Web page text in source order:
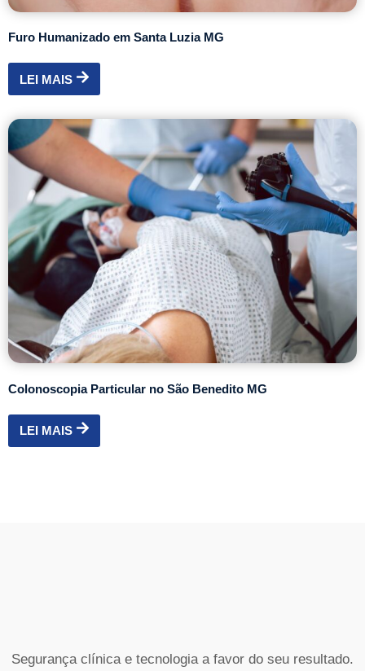
Furo Humanizado em Santa Luzia MG
LEI MAIS
Colonoscopia Particular no São Benedito MG
LEI MAIS
Segurança clínica e tecnologia a favor do seu resultado.